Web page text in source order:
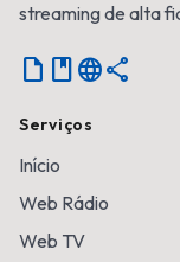
streaming de alta
Notebooklanguageshare
Serviços
Início
Web Rádio
Web TV